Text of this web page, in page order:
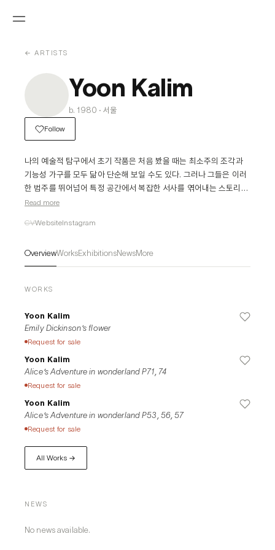
← ARTISTS
Yoon Kalim
b. 1980 · 서울
Follow
나의 예술적 탐구에서 초기 작품은 처음 봤을 때는 최소주의 조각과
기능성 가구를 모두 닮아 단순해 보일 수도 있다. 그러나 그들은 이러
한 범주를 뛰어넘어 특정 공간에서 복잡한 서사를 엮어내는 스토리텔
러(storyteller)가 된다. 원래 형태에서 미묘하게 왜곡된 이 오브제들
특하게 만드는 것은 그들이 접촉에 중점을 둔 것으로, 관람자들을 촉
또한 현대미술에서는 ‘전유’라는 기법을 발견한 오브제에 접목시켰다.
존의 경계를 뛰어넘는 정신적인 경험을 전달하는 것을 목표로 상상력
에 몰입한다. 이 여행은 특정 순간이나 장소를 넘어 자연과 우리 내면
의 본질이 얽혀 있는 존재에 대한 더 넓은 이해를 포용하면서 확장된
관련 서적 안 삽화와 같은 잊혀진 자료에 활력을 불어 넣는다. 시간이
지남에 따라 쌓이고 겹쳐지는 스티치(stitch)는 과거의 창의성과 현재
를 혼합하고 오래된 자연 묘사에 동 시대적인 재해석을 불어넣는다.
이렇게 매혹적인 시각과 새로운 감각의 결합이 개인의 추억을 불러일
으키고, 신선하고 흥미로운 시간 여행을 선사할 거라고 믿는다.
나아가 자수를 넘어 금박 응용 등의 기법을 탐구하고 다양한 재료를
실험하며 예술적 지평을 넓혀가고 있다. 손으로 전해지는 기술을 익히
고 개인적인 감성을 더해 현대 미술에 접목시키는 것은 나의 창의적인
며 창의적인 표현의 즐거움을 다른 사람들과 공유한다. 이러한 활동을
Read more
CVWebsiteInstagram
OverviewWorksExhibitionsNewsMore
WORKS
Yoon Kalim
Emily Dickinson's flower
Request for sale
Yoon Kalim
Alice’s Adventure in wonderland P71, 74
Request for sale
Yoon Kalim
Alice’s Adventure in wonderland P53, 56, 57
Request for sale
All Works →
NEWS
No news available.